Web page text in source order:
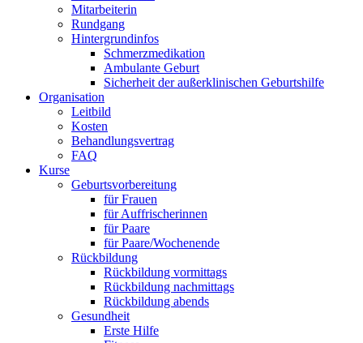
Mitarbeiterin
Rundgang
Hintergrundinfos
Schmerzmedikation
Ambulante Geburt
Sicherheit der außerklinischen Geburtshilfe
Organisation
Leitbild
Kosten
Behandlungsvertrag
FAQ
Kurse
Geburtsvorbereitung
für Frauen
für Auffrischerinnen
für Paare
für Paare/Wochenende
Rückbildung
Rückbildung vormittags
Rückbildung nachmittags
Rückbildung abends
Gesundheit
Erste Hilfe